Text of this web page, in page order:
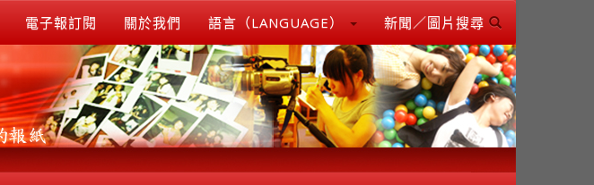
電子報訂閱 關於我們 語言（LANGUAGE） 新聞／圖片搜尋